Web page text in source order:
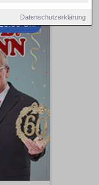
Datenschutzerklärung
Uhr